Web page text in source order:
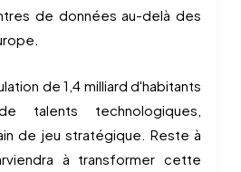
de données au-delà des
de 1,4 milliard d'habitants
talents technologiques,
de jeu stratégique. Reste à
à transformer cette